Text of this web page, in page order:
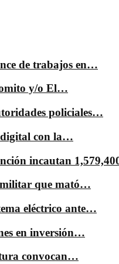
de trabajos en…
y/o El…
policiales…
digital con la…
incautan
que mató…
eléctrico ante…
en inversión…
convocan…